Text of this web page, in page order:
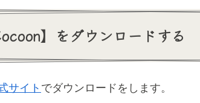
】をダウンロードする
サイト でダウンロードをします。